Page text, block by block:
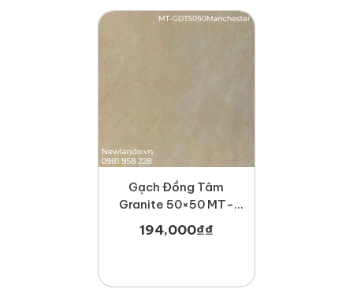
Gạch Đồng Tâm
Granite 50×50 MT-
GDT5050Manchester
194,000₫₫